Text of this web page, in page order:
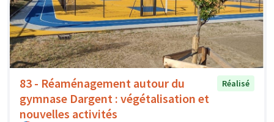
83 - Réaménagement autour du
gymnase Dargent : végétalisation et
nouvelles activités
Réalisé